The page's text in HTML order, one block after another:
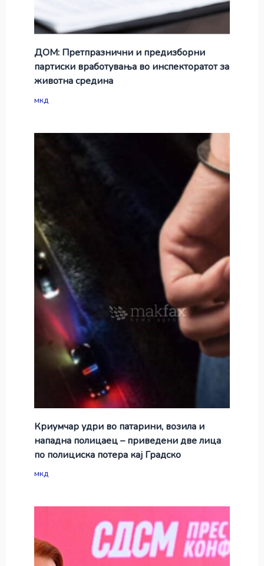
ДОМ: Претпразнични и предизборни
партиски вработувања во инспекторатот за
животна средина
мкд
Криумчар удри во патарини, возила и
нападна полицаец – приведени две лица
по полициска потера кај Градско
мкд